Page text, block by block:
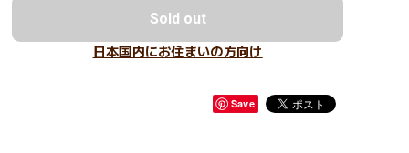
Sold out
日本国内にお住まいの方向け
Save